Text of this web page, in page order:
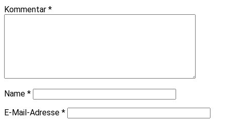
Kommentar *
Name *
E-Mail-Adresse *